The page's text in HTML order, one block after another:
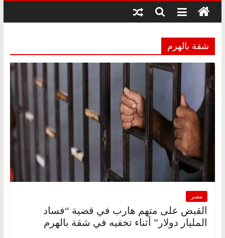
متابعة قضية الدكتور محمد زهران.. ويؤكد:
قرينة البراءة وضمانات المحاكمة العادلة
وتبقى
هي
شقة بالهرم
مصر
القبض على متهم هارب في قضية “فساد
المليار دولار” أثناء تخفيه في شقة بالهرم